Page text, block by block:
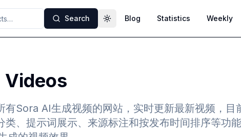
Search Toggle theme
Blog Statistics Weekly
Videos
有Sora AI生成视频的网站，实时更新最新视频，目
类、提示词展示、来源标注和按发布时间排序等功